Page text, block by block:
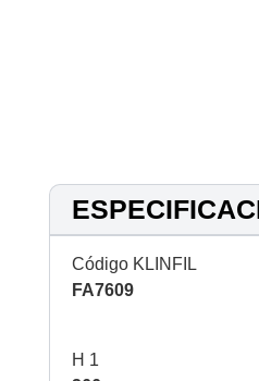
Código KLINFIL
FA7609
H 1